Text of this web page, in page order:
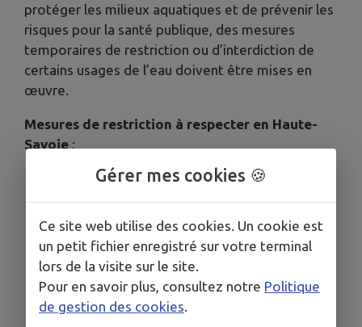
protéger les milieux aquatiques et de prévenir les
risques pour la santé publique, des mesures
temporaires de restriction ou d’interdiction de
certains usages de l’eau doivent être mises en
œuvre.
Mesures de restriction à respecter en Haute-
Savoie :
Interdiction d'arroser les pelouses, ronds-
points, les espaces verts publics et privés et
les massifs fleuris de 8 h à 20 h ;
Interdiction d'arroser les potagers de 9 h à
20 h ;
Interdiction de laver les véhicules (ne pas
laver hors stations professionnelles
équipées de système à haute pression ou de
Gérer mes cookies 🍪
Ce site web utilise des cookies. Un cookie est
un petit fichier enregistré sur votre terminal
lors de la visite sur le site.
Pour en savoir plus, consultez notre Politique
de gestion des cookies.